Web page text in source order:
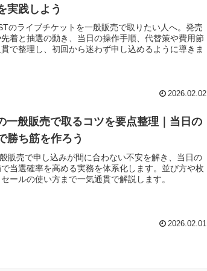
実践しよう
のライブチケットを一般販売で取りたい人へ。発売
着と抽選の動き、当日の操作手順、代替策や費用節
で整理し、初回から迷わず申し込めるように導きま
2026.02.02
一般販売で取るコツを要点整理｜当日の
勝ち筋を作ろう
販売で申し込みが間に合わない不安を解き、当日の
当選確率を高める実務を体系化します。並び方や枚
ールの使い方まで一気通貫で解説します。
2026.02.01